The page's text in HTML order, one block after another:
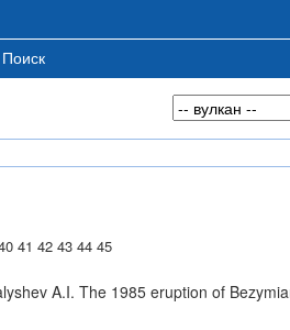
Поиск
41 42 43 44 45
A.I. The 1985 eruption of